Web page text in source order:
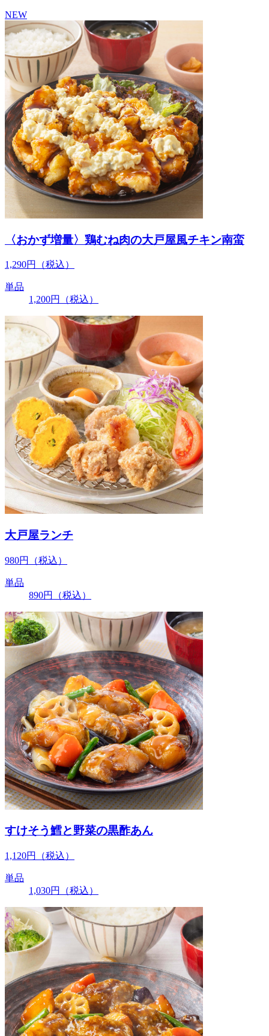
NEW
〈おかず増量〉鶏むね肉の大戸屋風チキン南蛮
1,290円 （税込）
単品
1,200円 （税込）
大戸屋ランチ
980円 （税込）
単品
890円 （税込）
すけそう鱈と野菜の黒酢あん
1,120円 （税込）
単品
1,030円 （税込）